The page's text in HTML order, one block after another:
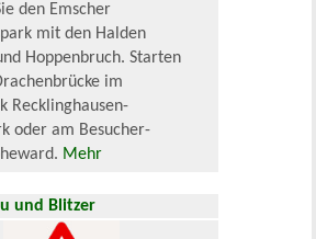
den Emscher
mit den Halden
Hoppenbruch. Starten
im
Recklinghausen-
oder am Besucher-
Mehr
und Blitzer